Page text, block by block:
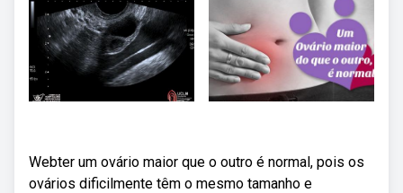
Webter um ovário maior que o outro é normal, pois os
ovários dificilmente têm o mesmo tamanho e